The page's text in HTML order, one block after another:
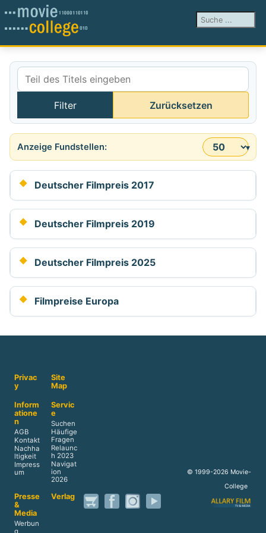
Suchen ...
Teil des Titels eingeben
Filter Zurücksetzen
Anzeige #
Deutscher Filmpreis 2017
Deutscher Filmpreis 2019
Deutscher Filmpreis 2025
Filmpreise Europa
Privac
y
Site
Map
Inform
atione
n
AGB
Kontakt
Nachha
ltigkeit
Impress
um
Servic
e
Suchen
Häufige
Fragen
Relaunc
h 2023
Navigat
ion
2026
Presse
&
Media
Werbun
Verlag
© 1999-2026 Movie-
College